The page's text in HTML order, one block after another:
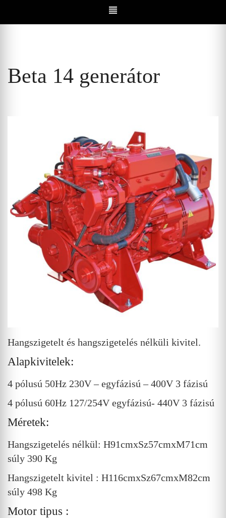
Beta 14 generátor
Hangszigetelt és hangszigetelés nélküli kivitel.
Alapkivitelek:
4 pólusú 50Hz 230V – egyfázisú – 400V 3 fázisú
4 pólusú 60Hz 127/254V egyfázisú- 440V 3 fázisú
Méretek:
Hangszigetelés nélkül: H91cmxSz57cmxM71cm
súly 390 Kg
Hangszigetelt kivitel : H116cmxSz67cmxM82cm
súly 498 Kg
Motor tipus :